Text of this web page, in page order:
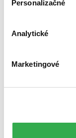
Personalizačné
Analytické
Marketingové
Teorie velkého třesku
Simon Helberg